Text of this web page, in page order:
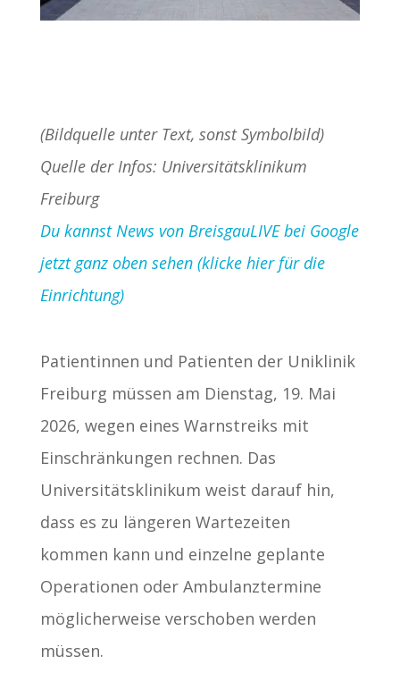
(Bildquelle unter Text, sonst Symbolbild)
Quelle der Infos: Universitätsklinikum
Freiburg
Du kannst News von BreisgauLIVE bei Google
jetzt ganz oben sehen (klicke hier für die
Einrichtung)
Patientinnen und Patienten der Uniklinik
Freiburg müssen am Dienstag, 19. Mai
2026, wegen eines Warnstreiks mit
Einschränkungen rechnen. Das
Universitätsklinikum weist darauf hin,
dass es zu längeren Wartezeiten
kommen kann und einzelne geplante
Operationen oder Ambulanztermine
möglicherweise verschoben werden
müssen.